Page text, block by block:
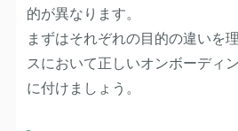
的が異なります。
まずはそれぞれの目的の違いを
スにおいて正しいオンボーディ
に付けましょう。